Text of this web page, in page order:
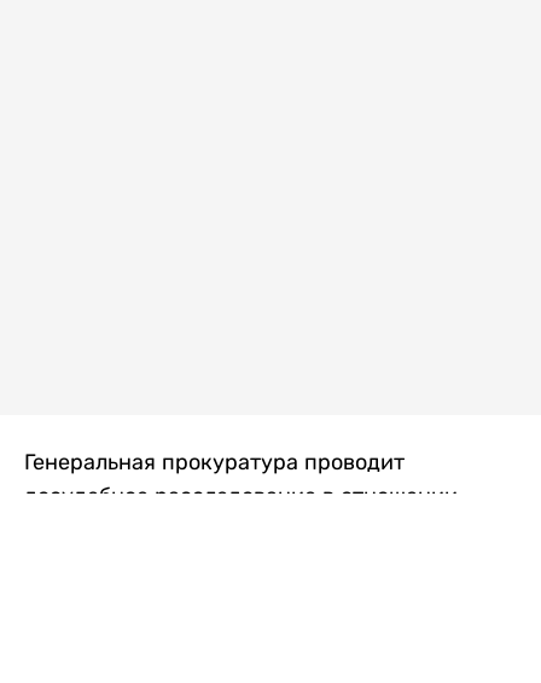
Генеральная прокуратура проводит
досудебное расследование в отношении